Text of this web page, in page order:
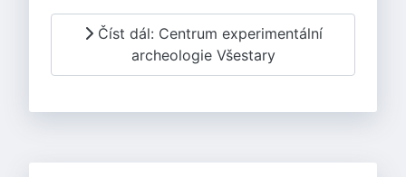
Číst dál: Centrum experimentální
archeologie Všestary